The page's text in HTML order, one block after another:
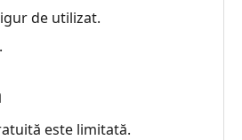
de utilizat.
este limitată.